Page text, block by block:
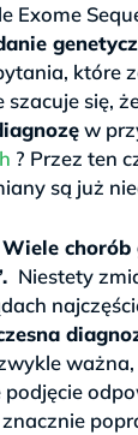
Exome
które
szacuje się,
w
? Przez ten
są już
chorób
Niestety